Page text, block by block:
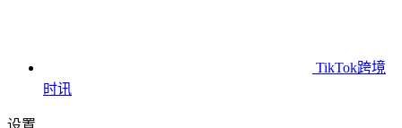
TikTok跨境
时讯
设置